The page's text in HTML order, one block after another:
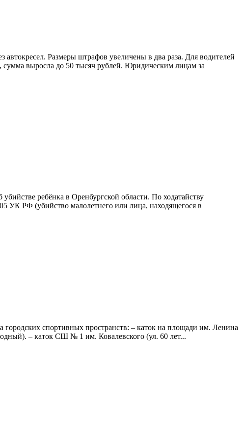
автокресел. Размеры штрафов увеличены в два раза. Для водителей
сумма выросла до 50 тысяч рублей. Юридическим лицам за
ребёнка в Оренбургской области. По ходатайству
УК РФ (убийство малолетнего или лица, находящегося в
городских спортивных пространств: – каток на площади им. Ленина
– каток СШ № 1 им. Ковалевского (ул. 60 лет...